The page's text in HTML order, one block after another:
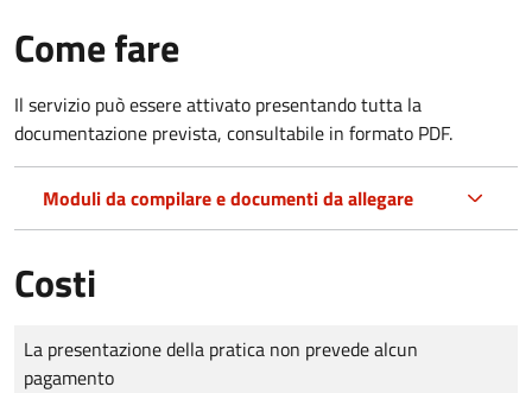
Come fare
Il servizio può essere attivato presentando tutta la
documentazione prevista, consultabile in formato PDF.
Moduli da compilare e documenti da allegare
Costi
Tipo di pagamento
Importo
La presentazione della pratica non prevede alcun
pagamento